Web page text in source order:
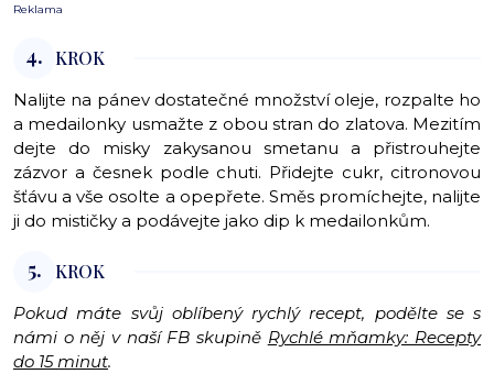
Reklama
4. KROK
Nalijte na pánev dostatečné množství oleje, rozpalte ho
a medailonky usmažte z obou stran do zlatova. Mezitím
dejte do misky zakysanou smetanu a přistrouhejte
zázvor a česnek podle chuti. Přidejte cukr, citronovou
šťávu a vše osolte a opepřete. Směs promíchejte, nalijte
ji do mističky a podávejte jako dip k medailonkům.
5. KROK
Pokud máte svůj oblíbený rychlý recept, podělte se s
námi o něj v naší FB skupině Rychlé mňamky: Recepty
do 15 minut.